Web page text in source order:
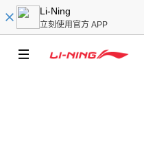
Li-Ning
立刻使用官方 APP